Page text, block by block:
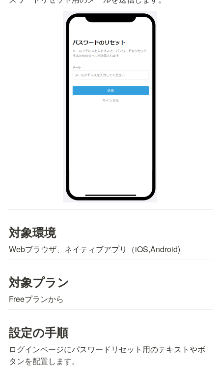
対象環境
Webブラウザ、ネイティブアプリ（iOS,Android)
対象プラン
Freeプランから
設定の手順
ログインページにパスワードリセット用のテキストやボ
タンを配置します。